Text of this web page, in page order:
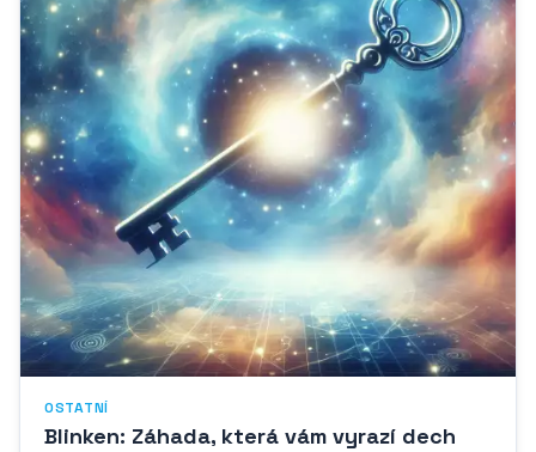
OSTATNÍ
Blinken: Záhada, která vám vyrazí dech